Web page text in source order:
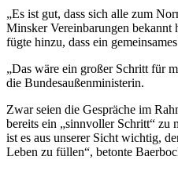
„Es ist gut, dass sich alle zum
Minsker Vereinbarungen bekannt
fügte hinzu, dass ein
„Das wäre ein großer Schritt für
die Bundesaußenministerin.
Zwar seien die Gespräche im
bereits ein „sinnvoller Schritt“ zu
ist es aus unserer Sicht wichtig,
Leben zu füllen“, betonte